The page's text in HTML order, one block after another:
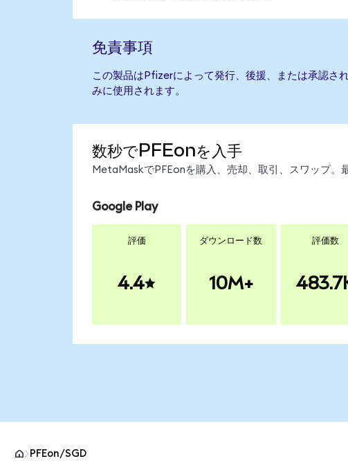
免責事項
この製品はPfizerによって発行、後援、または承認さ
みに使用されます。
数秒でPFEonを入手
MetaMaskでPFEonを購入、売却、取引、スワップ。
Google Play
評価
4.4
ダウンロード数
10M+
評価数
PFEon/SGD